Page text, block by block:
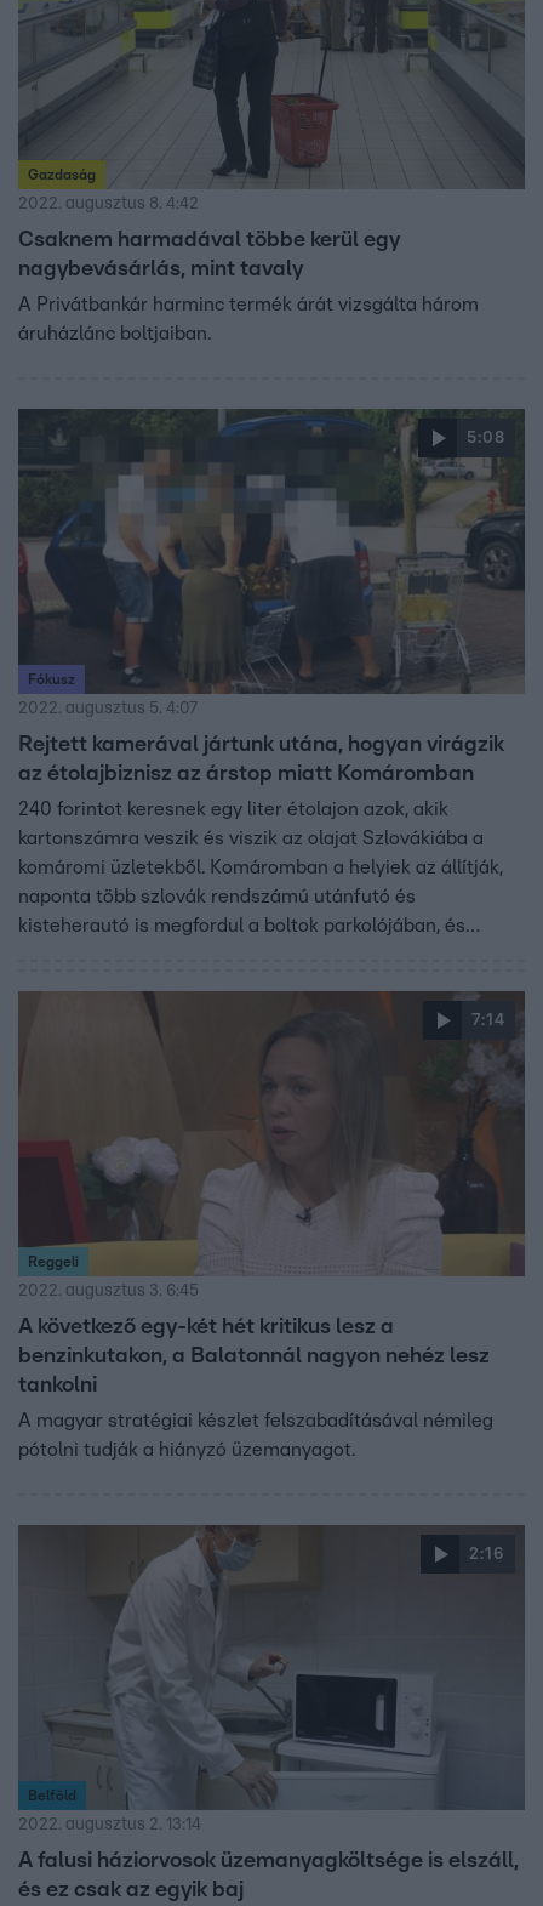
Gazdaság
2022. augusztus 8. 4:42
Csaknem harmadával többe kerül egy
nagybevásárlás, mint tavaly
A Privátbankár harminc termék árát vizsgálta három
áruházlánc boltjaiban.
5:08
Fókusz
2022. augusztus 5. 4:07
Rejtett kamerával jártunk utána, hogyan virágzik
az étolajbiznisz az árstop miatt Komáromban
240 forintot keresnek egy liter étolajon azok, akik
kartonszámra veszik és viszik az olajat Szlovákiába a
komáromi üzletekből. Komáromban a helyiek az állítják,
naponta több szlovák rendszámú utánfutó és
kisteherautó is megfordul a boltok parkolójában, és
7:14
Reggeli
2022. augusztus 3. 6:45
A következő egy-két hét kritikus lesz a
benzinkutakon, a Balatonnál nagyon nehéz lesz
tankolni
A magyar stratégiai készlet felszabadításával némileg
pótolni tudják a hiányzó üzemanyagot.
2:16
Belföld
2022. augusztus 2. 13:14
A falusi háziorvosok üzemanyagköltsége is elszáll,
és ez csak az egyik baj